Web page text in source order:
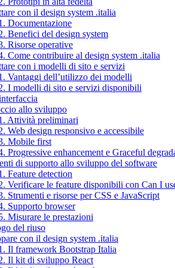
con il design system .italia
Documentazione
Benefici del design system
Risorse operative
Come contribuire al design system .italia
con i modelli di sito e servizi
Vantaggi dell’utilizzo dei modelli
I modelli di sito e servizi disponibili
allo sviluppo
Attività preliminari
Web design responsivo e accessibile
Mobile first
Progressive enhancement e Graceful
di supporto allo sviluppo del software
Feature detection
Verificare le feature disponibili con Can I
Strumenti e risorse per CSS e JavaScript
Supporto browser
Misurare le prestazioni
del riuso
con il design system .italia
Il framework Bootstrap Italia
Il kit di sviluppo React